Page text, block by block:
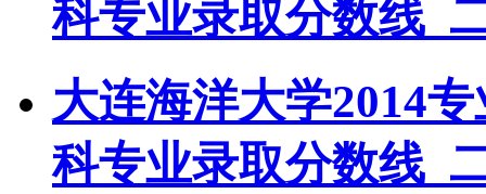
科专业录取分数线_
大连海洋大学2014
科专业录取分数线_